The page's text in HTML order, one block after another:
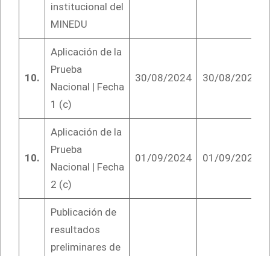
institucional del
MINEDU
10.
Aplicación de la
Prueba
Nacional | Fecha
1 (c)
30/08/2024 30/08/2024
10.
Aplicación de la
Prueba
Nacional | Fecha
2 (c)
01/09/2024 01/09/2024
Publicación de
resultados
preliminares de